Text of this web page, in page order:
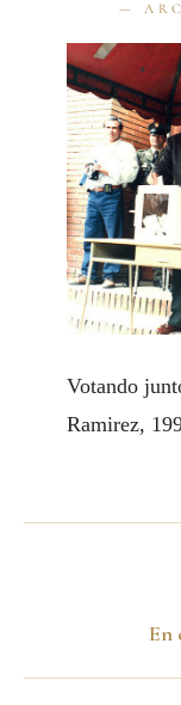
Votando
Ramirez,
En